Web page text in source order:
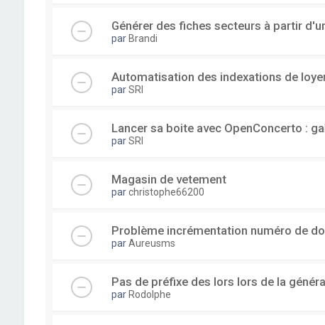
Générer des fiches secteurs à partir
par Brandi
Automatisation des indexations de
parSRI
Lancer sa boite avec OpenConcerto :
parSRI
Magasin de vetement
parchristophe66200
Problème incrémentation numéro de
parAureusms
Pas de préfixe des lors lors de la
par Rodolphe